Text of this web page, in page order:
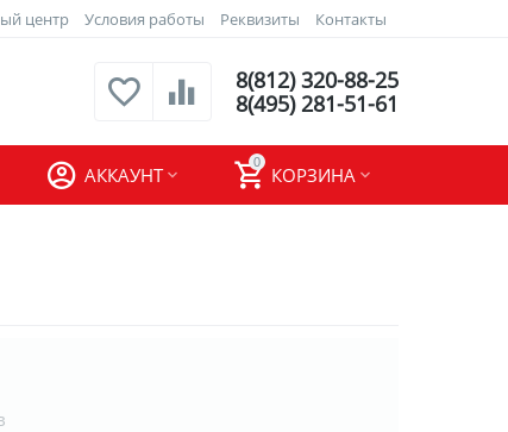
центр Условия работы Реквизиты Контакты
8(812) 320-88-25
8(495) 281-51-61
0
КОРЗИНА
АККАУНТ